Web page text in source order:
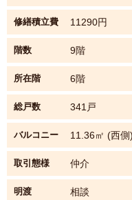
修繕積立費 11290円
階数 9階
所在階 6階
総戸数 341戸
バルコニー 11.36㎡ (西側)
取引態様 仲介
明渡 相談